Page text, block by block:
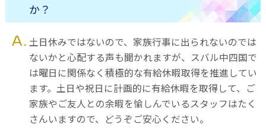
か？
土日休みではないので、家族行事に出られないのでは
ないかと心配する声も聞かれますが、スバル中四国で
は曜日に関係なく積極的な有給休暇取得を推進してい
ます。土日や祝日に計画的に有給休暇を取得して、ご
家族やご友人との余暇を愉しんでいるスタッフはたく
さんいますので、どうぞご安心ください。